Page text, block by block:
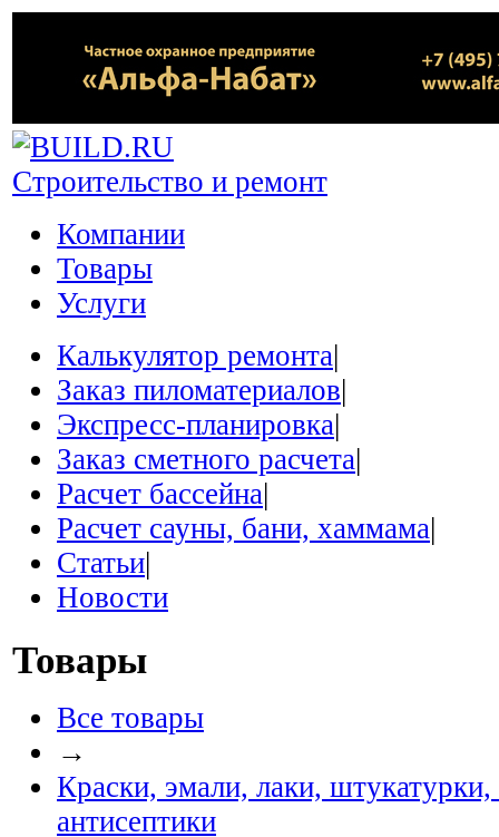
Строительство и ремонт
Компании
Товары
Услуги
Калькулятор ремонта|
Заказ пиломатериалов|
Экспресс-планировка|
Заказ сметного расчета|
Расчет бассейна|
Расчет сауны, бани, хаммама|
Статьи|
Новости
Товары
Все товары
→
Краски, эмали, лаки, штукатурки,
антисептики